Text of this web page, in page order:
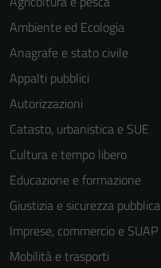
Ambiente ed Ecologia
Anagrafe e stato civile
Appalti pubblici
Autorizzazioni
Catasto, urbanistica e SUE
Cultura e tempo libero
Educazione e formazione
Giustizia e sicurezza pubblica
Imprese, commercio e SUAP
Mobilità e trasporti